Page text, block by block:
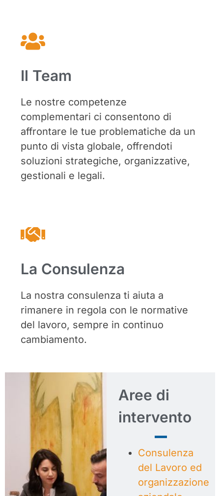
Il Team
Le nostre competenze
complementari ci consentono di
affrontare le tue problematiche da un
punto di vista globale, offrendoti
soluzioni strategiche, organizzative,
gestionali e legali.
La Consulenza
La nostra consulenza ti aiuta a
rimanere in regola con le normative
del lavoro, sempre in continuo
cambiamento.
Aree di
intervento
Consulenza
del Lavoro ed
organizzazione